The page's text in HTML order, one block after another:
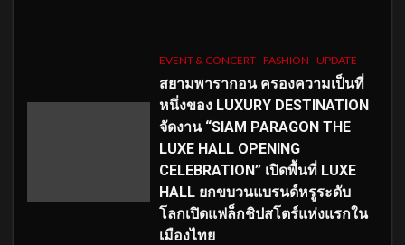
EVENT & CONCERT FASHION UPDATE
สยามพารากอน ครองความเป็นที่
หนึ่งของ LUXURY DESTINATION
จัดงาน “SIAM PARAGON THE
LUXE HALL OPENING
CELEBRATION” เปิดพื้นที่ LUXE
HALL ยกขบวนแบรนด์หรูระดับ
โลกเปิดแฟล็กชิปสโตร์แห่งแรกใน
เมืองไทย